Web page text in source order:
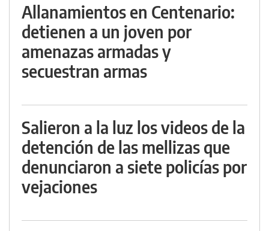
Allanamientos en Centenario:
detienen a un joven por
amenazas armadas y
secuestran armas
Salieron a la luz los videos de la
detención de las mellizas que
denunciaron a siete policías por
vejaciones